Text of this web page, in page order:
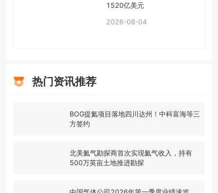
1520亿美元
2026-08-04
热门资讯推荐
BOG提氦项目落地四川达州！中科富海等三
方签约
北美氦气勘探商首次实现氦气收入，持有
500万英亩土地推进勘探